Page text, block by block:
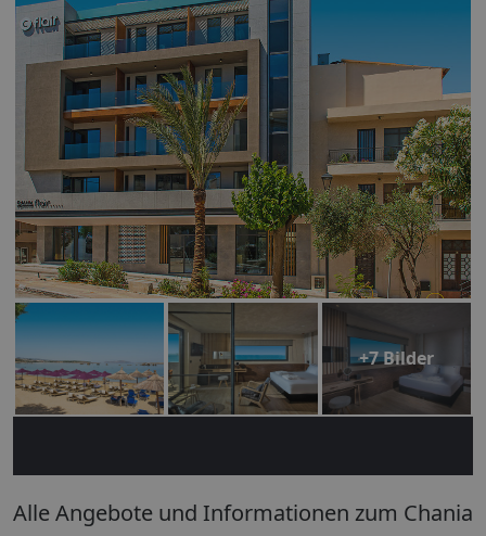
+7 Bilder
Alle Angebote und Informationen zum Chania